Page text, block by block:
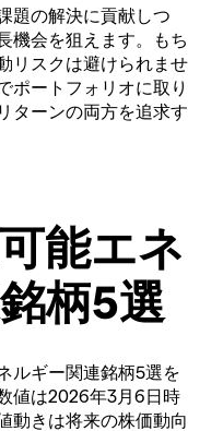
題の解決に貢献しつ
機会を狙えます。もち
リスクは避けられませ
ポートフォリオに取り
ターンの両方を追求す
能エネ
柄5選
ルギー関連銘柄5選を
値は2026年3月6日時
動きは将来の株価動向